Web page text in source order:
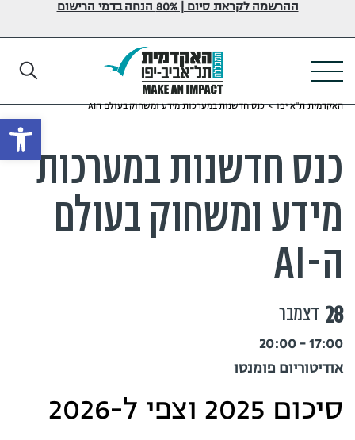
ההרשמה לקראת סיום | 80% הנחה בדמי הרישום
האקדמית ת"א יפו>כנס חדשנות במערכות מידע ומשחוק בעולם הAI
28 דצמבר
כנס חדשנות במערכות
מידע ומשחוק בעולם
ה-AI
17:00 - 20:00
אודיטוריום פומנטו
סיכום 2025 וצפי ל-2026